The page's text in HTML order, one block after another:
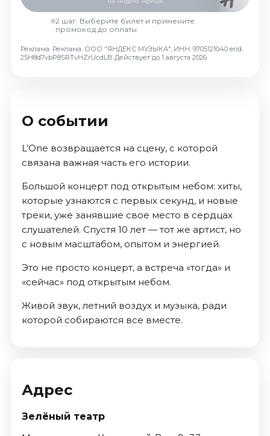
Август 2026
Октябрь 2026
2 шаг. Выберите билет и примените
промокод до оплаты
Реклама. Реклама. ООО "ЯНДЕКС МУЗЫКА", ИНН: 9705121040 erid:
25H8d7vbP8SRTvHZrUcdLB Действует до 1 августа 2026
О событии
L’One возвращается на сцену, с которой
связана важная часть его истории.
Большой концерт под открытым небом: хиты,
которые узнаются с первых секунд, и новые
треки, уже занявшие свое место в сердцах
слушателей. Спустя 10 лет — тот же артист, но
с новым масштабом, опытом и энергией.
Это не просто концерт, а встреча «тогда» и
«сейчас» под открытым небом.
Живой звук, летний воздух и музыка, ради
которой собираются все вместе.
Адрес
Зелёный театр